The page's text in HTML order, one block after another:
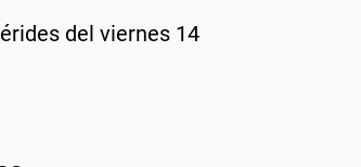
del viernes 14